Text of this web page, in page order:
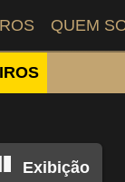
QUEM
Exibição